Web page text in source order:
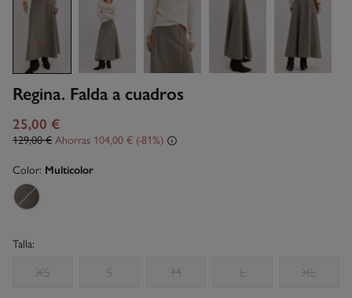
Regina. Falda a cuadros
25,00 €
129,00 € Ahorras 104,00 € 81
Color: Multicolor
Talla:
XS S M L XL